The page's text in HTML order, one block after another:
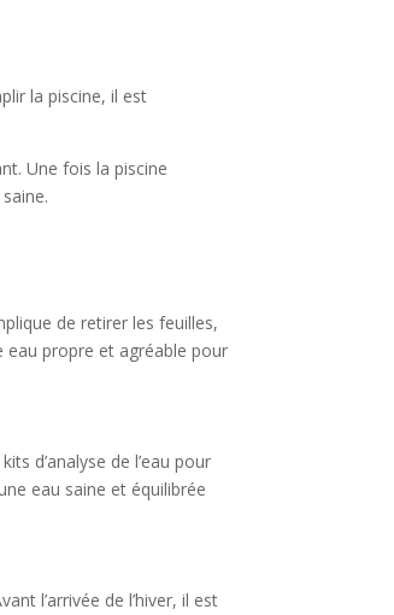
la piscine, il est
Une fois la piscine
de retirer les feuilles,
eau propre et agréable pour
d’analyse de l’eau pour
eau saine et équilibrée
l’arrivée de l’hiver, il est